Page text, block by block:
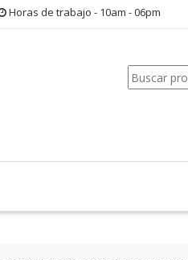
Horas de trabajo - 10am - 06pm
Buscar